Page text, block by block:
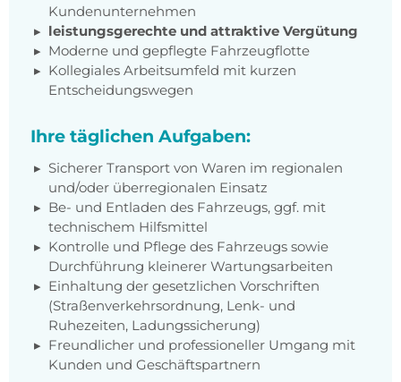
Kundenunternehmen
leistungsgerechte und attraktive Vergütung
Moderne und gepflegte Fahrzeugflotte
Kollegiales Arbeitsumfeld mit kurzen
Entscheidungswegen
Ihre täglichen Aufgaben:
Sicherer Transport von Waren im regionalen
und/oder überregionalen Einsatz
Be- und Entladen des Fahrzeugs, ggf. mit
technischem Hilfsmittel
Kontrolle und Pflege des Fahrzeugs sowie
Durchführung kleinerer Wartungsarbeiten
Einhaltung der gesetzlichen Vorschriften
(Straßenverkehrsordnung, Lenk- und
Ruhezeiten, Ladungssicherung)
Freundlicher und professioneller Umgang mit
Kunden und Geschäftspartnern